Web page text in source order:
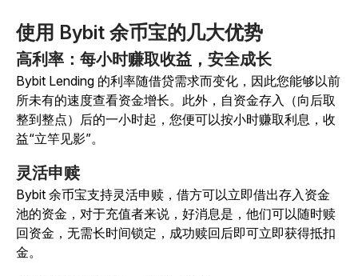
使用 Bybit 余币宝的几大优势
高利率：每小时赚取收益，安全成长
Bybit Lending 的利率随借贷需求而变化，因此您能够以前
所未有的速度查看资金增长。此外，自资金存入（向后取
整到整点）后的一小时起，您便可以按小时赚取利息，收
益“立竿见影”。
灵活申赎
Bybit 余币宝支持灵活申赎，借方可以立即借出存入资金
池的资金，对于充值者来说，好消息是，他们可以随时赎
回资金，无需长时间锁定，成功赎回后即可立即获得抵扣
金。